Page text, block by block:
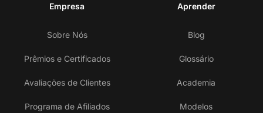
Empresa
Sobre Nós
Prêmios e Certificados
Avaliações de Clientes
Programa de Afiliados
Aprender
Blog
Glossário
Academia
Modelos